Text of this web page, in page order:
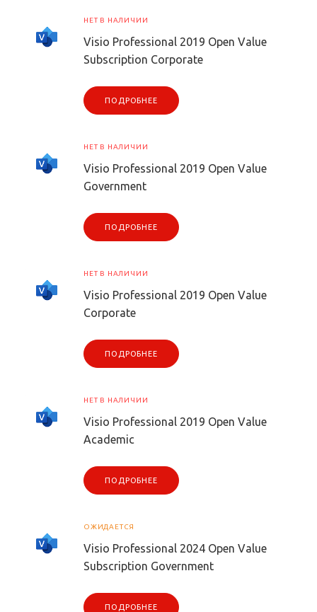
НЕТ В НАЛИЧИИ
Visio Professional 2019 Open Value
Subscription Corporate
ПОДРОБНЕЕ
НЕТ В НАЛИЧИИ
Visio Professional 2019 Open Value
Government
ПОДРОБНЕЕ
НЕТ В НАЛИЧИИ
Visio Professional 2019 Open Value
Corporate
ПОДРОБНЕЕ
НЕТ В НАЛИЧИИ
Visio Professional 2019 Open Value
Academic
ПОДРОБНЕЕ
ОЖИДАЕТСЯ
Visio Professional 2024 Open Value
Subscription Government
ПОДРОБНЕЕ